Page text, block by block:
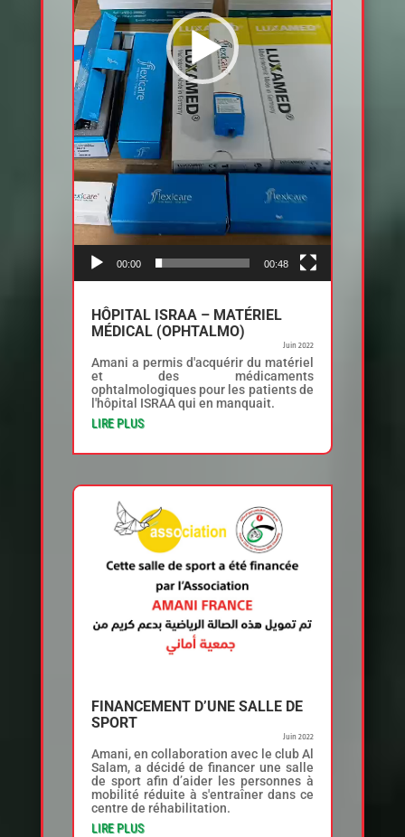
00:00 00:48
HÔPITAL ISRAA – MATÉRIEL
MÉDICAL (OPHTALMO)
Juin 2022
Amani a permis d'acquérir du matériel
et des médicaments
ophtalmologiques pour les patients de
l'hôpital ISRAA qui en manquait.
LIRE PLUS
FINANCEMENT D’UNE SALLE DE
SPORT
Juin 2022
Amani, en collaboration avec le club Al
Salam, a décidé de financer une salle
de sport afin d’aider les personnes à
mobilité réduite à s'entraîner dans ce
centre de réhabilitation.
LIRE PLUS